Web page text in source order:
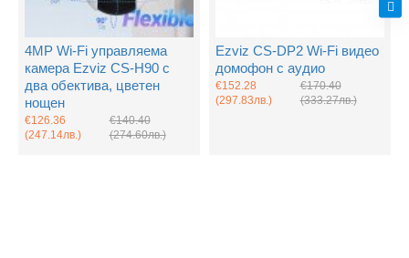
4MP Wi-Fi управляема
камера Ezviz CS-H90 с
два обектива, цветен
нощен
€126.36
(247.14лв.)
€140.40
(274.60лв.)
Ezviz CS-DP2 Wi-Fi видео
домофон с аудио
€152.28
(297.83лв.)
€170.40
(333.27лв.)